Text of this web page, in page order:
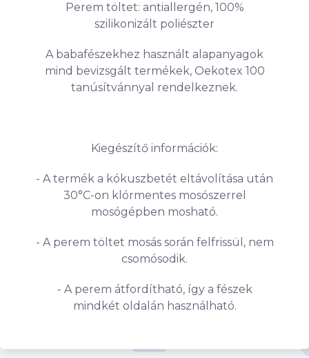
Perem töltet: antiallergén, 100%
szilikonizált poliészter
A babafészekhez használt alapanyagok
mind bevizsgált termékek, Oekotex 100
tanúsítvánnyal rendelkeznek.
Kiegészítő információk:
- A termék a kókuszbetét eltávolítása után
30°C-on klórmentes mosószerrel
mosógépben mosható.
- A perem töltet mosás során felfrissül, nem
csomósodik.
- A perem átfordítható, így a fészek
mindkét oldalán használható.